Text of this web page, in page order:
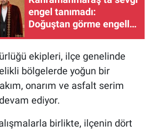
engel tanımadı:
Doğuştan görme engelli
iki öğretmen hayatlarını
ekipleri, ilçe genelinde
bölgelerde yoğun bir
onarım ve asfalt serim
ediyor.
birlikte, ilçenin dört